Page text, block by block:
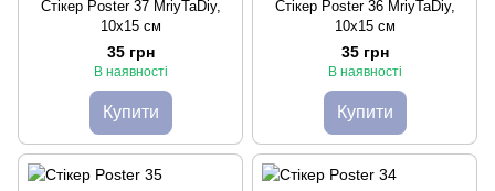
Стікер Poster 37 MriyTaDiy,
10х15 см
35 грн
В наявності
Купити
Стікер Poster 36 MriyTaDiy,
10х15 см
35 грн
В наявності
Купити